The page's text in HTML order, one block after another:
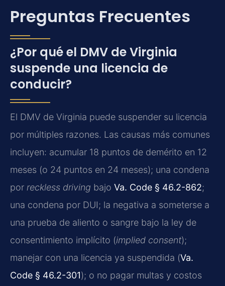
Preguntas Frecuentes
¿Por qué el DMV de Virginia
suspende una licencia de
conducir?
El DMV de Virginia puede suspender su licencia
por múltiples razones. Las causas más comunes
incluyen: acumular 18 puntos de demérito en 12
meses (o 24 puntos en 24 meses); una condena
por reckless driving bajo Va. Code § 46.2-862;
una condena por DUI; la negativa a someterse a
una prueba de aliento o sangre bajo la ley de
consentimiento implícito (implied consent);
manejar con una licencia ya suspendida (Va.
Code § 46.2-301); o no pagar multas y costos